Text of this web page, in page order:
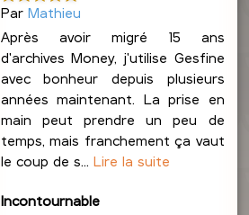
Par Mathieu
Après avoir migré 15 ans
d'archives Money, j'utilise Gesfine
avec bonheur depuis plusieurs
années maintenant. La prise en
main peut prendre un peu de
temps, mais franchement ça vaut
le coup de s... Lire la suite
Incontournable